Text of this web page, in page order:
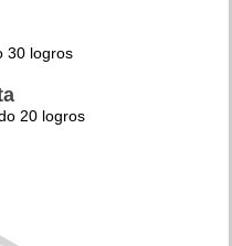
30 logros
20 logros